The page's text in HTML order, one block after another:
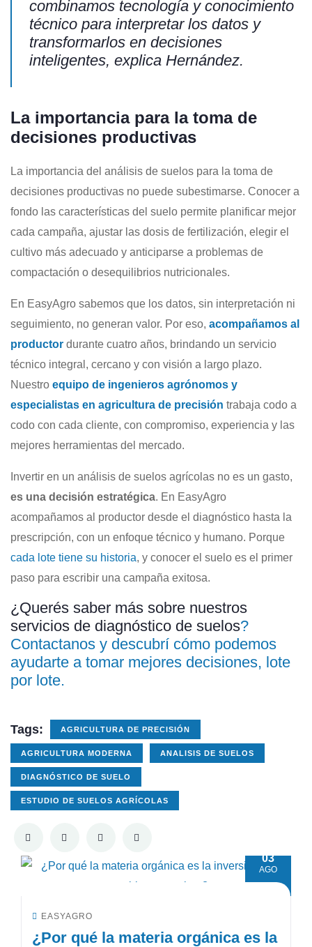
combinamos tecnología y conocimiento
técnico para interpretar los datos y
transformarlos en decisiones
inteligentes, explica Hernández.
La importancia para la toma de
decisiones productivas
La importancia del análisis de suelos para la toma de
decisiones productivas no puede subestimarse. Conocer a
fondo las características del suelo permite planificar mejor
cada campaña, ajustar las dosis de fertilización, elegir el
cultivo más adecuado y anticiparse a problemas de
compactación o desequilibrios nutricionales.
En EasyAgro sabemos que los datos, sin interpretación ni
seguimiento, no generan valor. Por eso, acompañamos al
productor durante cuatro años, brindando un servicio
técnico integral, cercano y con visión a largo plazo.
Nuestro equipo de ingenieros agrónomos y
especialistas en agricultura de precisión trabaja codo a
codo con cada cliente, con compromiso, experiencia y las
mejores herramientas del mercado.
Invertir en un análisis de suelos agrícolas no es un gasto,
es una decisión estratégica. En EasyAgro
acompañamos al productor desde el diagnóstico hasta la
prescripción, con un enfoque técnico y humano. Porque
cada lote tiene su historia, y conocer el suelo es el primer
paso para escribir una campaña exitosa.
¿Querés saber más sobre nuestros
servicios de diagnóstico de suelos?
Contactanos y descubrí cómo podemos
ayudarte a tomar mejores decisiones, lote
por lote.
Tags: AGRICULTURA DE PRECISIÓN
AGRICULTURA MODERNA ANALISIS DE SUELOS
DIAGNÓSTICO DE SUELO
ESTUDIO DE SUELOS AGRÍCOLAS
03
AGO
EASYAGRO
¿Por qué la materia orgánica es la